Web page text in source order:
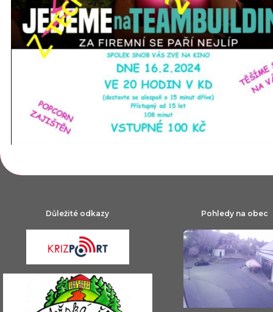
Důležité odkazy Pohledy na obec